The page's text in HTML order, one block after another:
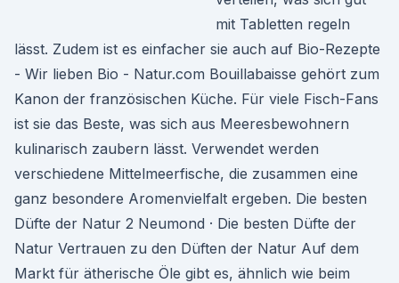
mit Tabletten regeln
lässt. Zudem ist es einfacher sie auch auf Bio-Rezepte
- Wir lieben Bio - Natur.com Bouillabaisse gehört zum
Kanon der französischen Küche. Für viele Fisch-Fans
ist sie das Beste, was sich aus Meeresbewohnern
kulinarisch zaubern lässt. Verwendet werden
verschiedene Mittelmeerfische, die zusammen eine
ganz besondere Aromenvielfalt ergeben. Die besten
Düfte der Natur 2 Neumond · Die besten Düfte der
Natur Vertrauen zu den Düften der Natur Auf dem
Markt für ätherische Öle gibt es, ähnlich wie beim